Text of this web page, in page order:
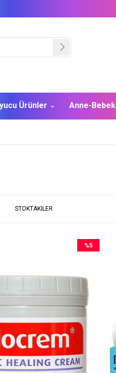
Ürünler Anne-Bebek
STOKTAKILER
%5